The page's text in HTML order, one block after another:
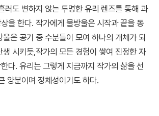
러도 변하지 않는 투명한 유리 렌즈를 통해 과
을 한다. 작가에게 물방울은 시작과 끝을 동
울은 공기 중 수분들이 모여 하나의 개체가 되
생 시키듯,작가의 모든 경험이 쌓여 진정한 자
다. 유리는 그렇게 지금까지 작가의 삶을 선
양분이며 정체성이기도 하다.